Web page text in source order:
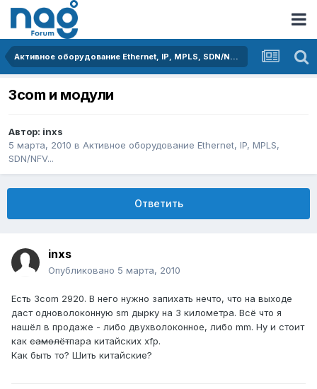
Активное оборудование Ethernet, IP, MPLS, SDN/NFV...
3com и модули
Автор: inxs
5 марта, 2010 в Активное оборудование Ethernet, IP, MPLS,
SDN/NFV...
Ответить
inxs
Опубликовано 5 марта, 2010
Есть 3com 2920. В него нужно запихать нечто, что на выходе
даст одноволоконную sm дырку на 3 километра. Всё что я
нашёл в продаже - либо двухволоконное, либо mm. Ну и стоит
как самолётпара китайских xfp.
Как быть то? Шить китайские?